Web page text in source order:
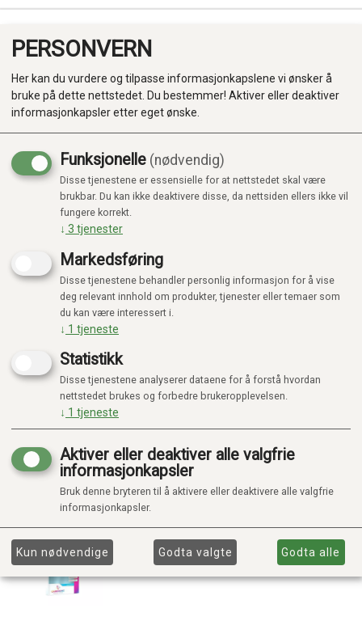
Produkter
Kategorier
PERSONVERN
Her kan du vurdere og tilpasse informasjonkapslene vi ønsker å
bruke på dette nettstedet. Du bestemmer! Aktiver eller deaktiver
informasjonkapsler etter eget ønske.
Funksjonelle (nødvendig)
Disse tjenestene er essensielle for at nettstedet skal være
brukbar. Du kan ikke deaktivere disse, da nettsiden ellers ikke vil
fungere korrekt.
↓ 3 tjenester
Markedsføring
Disse tjenestene behandler personlig informasjon for å vise
deg relevant innhold om produkter, tjenester eller temaer som
du kan være interessert i.
↓ 1 tjeneste
Statistikk
Disse tjenestene analyserer dataene for å forstå hvordan
nettstedet brukes og forbedre brukeropplevelsen.
↓ 1 tjeneste
Aktiver eller deaktiver alle valgfrie
informasjonkapsler
Bruk denne bryteren til å aktivere eller deaktivere alle valgfrie
informasjonkapsler.
Kun nødvendige Godta valgte Godta alle